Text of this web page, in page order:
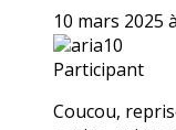
10 mars 2025
aria10
Participant
Coucou,